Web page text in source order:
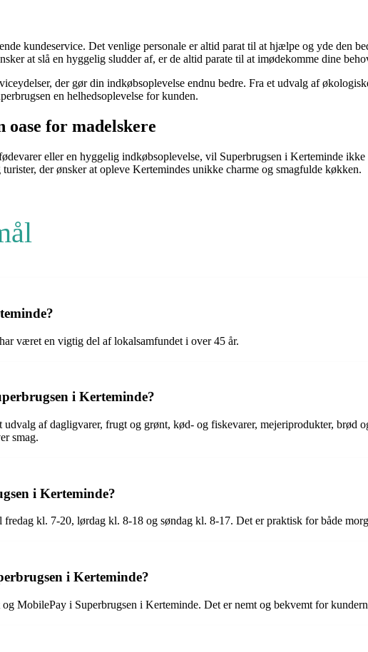
kundeservice. Det venlige personale er altid parat til at hjælpe og yde den
at slå en hyggelig sludder af, er de altid parate til at imødekomme dine
der gør din indkøbsoplevelse endnu bedre. Fra et udvalg af
en helhedsoplevelse for kunden.
oase for madelskere
eller en hyggelig indkøbsoplevelse, vil Superbrugsen i Kerteminde
der ønsker at opleve Kertemindes unikke charme og smagfulde køkken.
været en vigtig del af lokalsamfundet i over 45 år.
i Kerteminde?
af dagligvarer, frugt og grønt, kød- og fiskevarer, mejeriprodukter, brød
smag.
i Kerteminde?
kl. 7-20, lørdag kl. 8-18 og søndag kl. 8-17. Det er praktisk for både
i Kerteminde?
MobilePay i Superbrugsen i Kerteminde. Det er nemt og bekvemt for